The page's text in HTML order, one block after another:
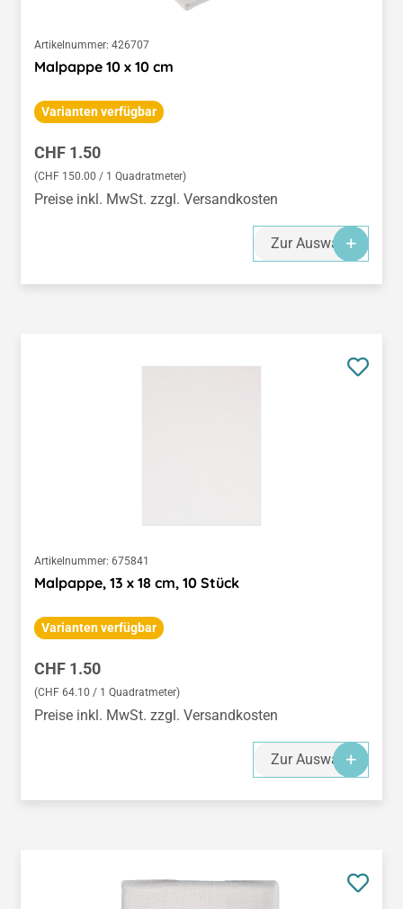
Artikelnummer: 426707
Malpappe 10 x 10 cm
Varianten verfügbar
Regulärer Preis:
CHF 1.50
(CHF 150.00 / 1 Quadratmeter)
Preise inkl. MwSt. zzgl. Versandkosten
Zur Auswahl
Artikelnummer: 675841
Malpappe, 13 x 18 cm, 10 Stück
Varianten verfügbar
Regulärer Preis:
CHF 1.50
(CHF 64.10 / 1 Quadratmeter)
Preise inkl. MwSt. zzgl. Versandkosten
Zur Auswahl